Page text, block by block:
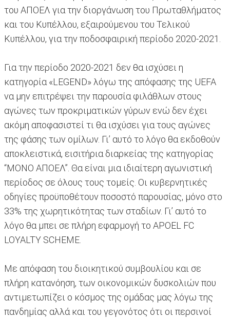
του ΑΠΟΕΛ για την διοργάνωση του Πρωταθλήματος
και του Κυπέλλου, εξαιρούμενου του Τελικού
Κυπέλλου, για την ποδοσφαιρική περίοδο 2020-2021.
Για την περίοδο 2020-2021 δεν θα ισχύσει η
κατηγορία «LEGEND» λόγω της απόφασης της UEFA
να μην επιτρέψει την παρουσία φιλάθλων στους
αγώνες των προκριματικών γύρων ενώ δεν έχει
ακόμη αποφασιστεί τι θα ισχύσει για τους αγώνες
της φάσης των ομίλων. Γι’ αυτό το λόγο θα εκδοθούν
αποκλειστικά, εισιτήρια διαρκείας της κατηγορίας
“ΜΟΝΟ ΑΠΟΕΛ”. Θα είναι μια ιδιαίτερη αγωνιστική
περίοδος σε όλους τους τομείς. Οι κυβερνητικές
οδηγίες προϋποθέτουν ποσοστό παρουσίας, μόνο στο
33% της χωρητικότητας των σταδίων. Γι’ αυτό το
λόγο θα μπει σε πλήρη εφαρμογή το APOEL FC
LOYALTY SCHEME.
Με απόφαση του διοικητικού συμβουλίου και σε
πλήρη κατανόηση, των οικονομικών δυσκολιών που
αντιμετωπίζει ο κόσμος της ομάδας μας λόγω της
πανδημίας αλλά και του γεγονότος ότι οι περσινοί